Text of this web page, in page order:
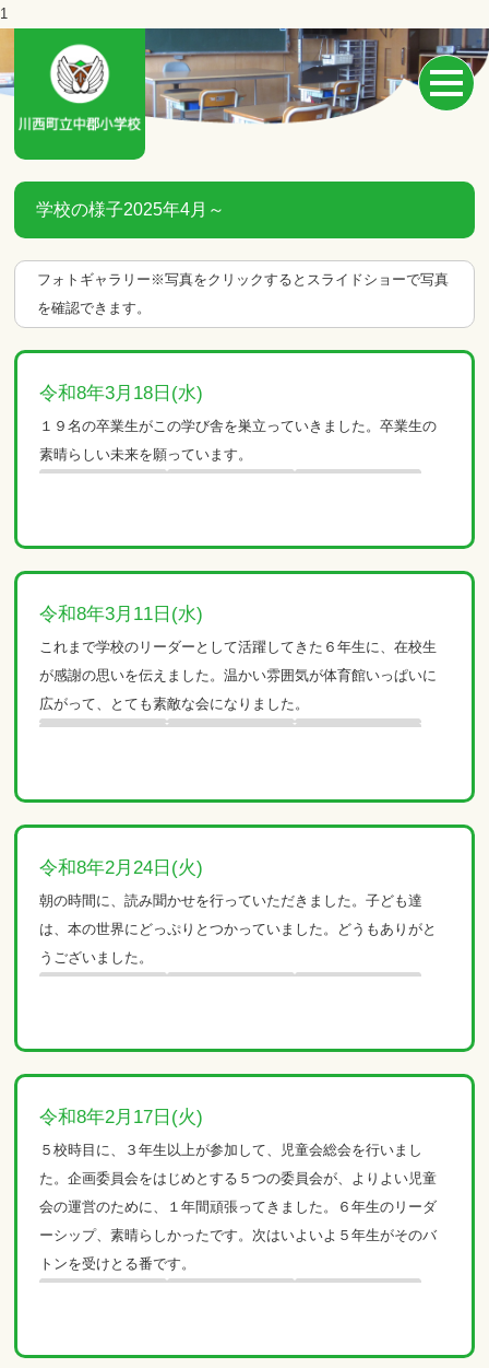
1
学校の様子2025年4月～
フォトギャラリー※写真をクリックするとスライドショーで写真
を確認できます。
令和8年3月18日(水)
１９名の卒業生がこの学び舎を巣立っていきました。卒業生の
素晴らしい未来を願っています。
令和8年3月11日(水)
これまで学校のリーダーとして活躍してきた６年生に、在校生
が感謝の思いを伝えました。温かい雰囲気が体育館いっぱいに
広がって、とても素敵な会になりました。
令和8年2月24日(火)
朝の時間に、読み聞かせを行っていただきました。子ども達
は、本の世界にどっぷりとつかっていました。どうもありがと
うございました。
令和8年2月17日(火)
５校時目に、３年生以上が参加して、児童会総会を行いまし
た。企画委員会をはじめとする５つの委員会が、よりよい児童
会の運営のために、１年間頑張ってきました。６年生のリーダ
ーシップ、素晴らしかったです。次はいよいよ５年生がそのバ
トンを受けとる番です。